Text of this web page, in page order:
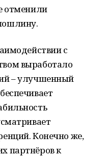
отменили
с
выработало
– улучшенный
Конечно же,
партнёров к